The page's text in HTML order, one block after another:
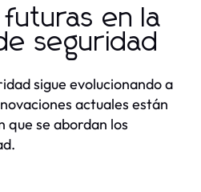
futuras en la
seguridad
sigue evolucionando a
actuales están
que se abordan los